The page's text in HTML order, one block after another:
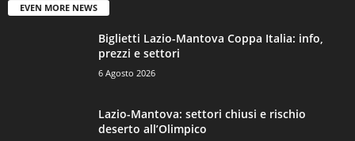
EVEN MORE NEWS
Biglietti Lazio-Mantova Coppa Italia: info,
prezzi e settori
6 Agosto 2026
Lazio-Mantova: settori chiusi e rischio
deserto all’Olimpico